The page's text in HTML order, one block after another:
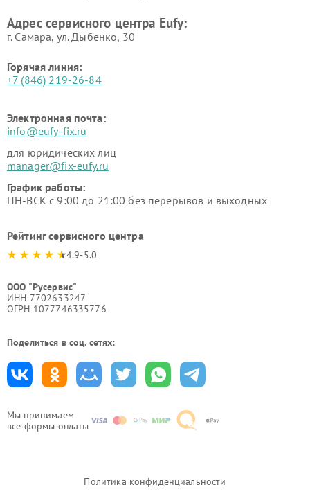
Мы принимаем
все формы оплаты
Адрес сервисного центра Eufy:
г. Самара, ул. Дыбенко, 30
Горячая линия:
+7 (846) 219-26-84
Электронная почта:
info@eufy-fix.ru
для юридических лиц
manager@fix-eufy.ru
График работы:
ПН-ВСК с 9:00 до 21:00 без перерывов и выходных
Рейтинг сервисного центра
4.9-5.0
ООО "Русервис"
ИНН 7702633247
ОГРН 1077746335776
Поделиться в соц. сетях:
Политика конфиденциальности